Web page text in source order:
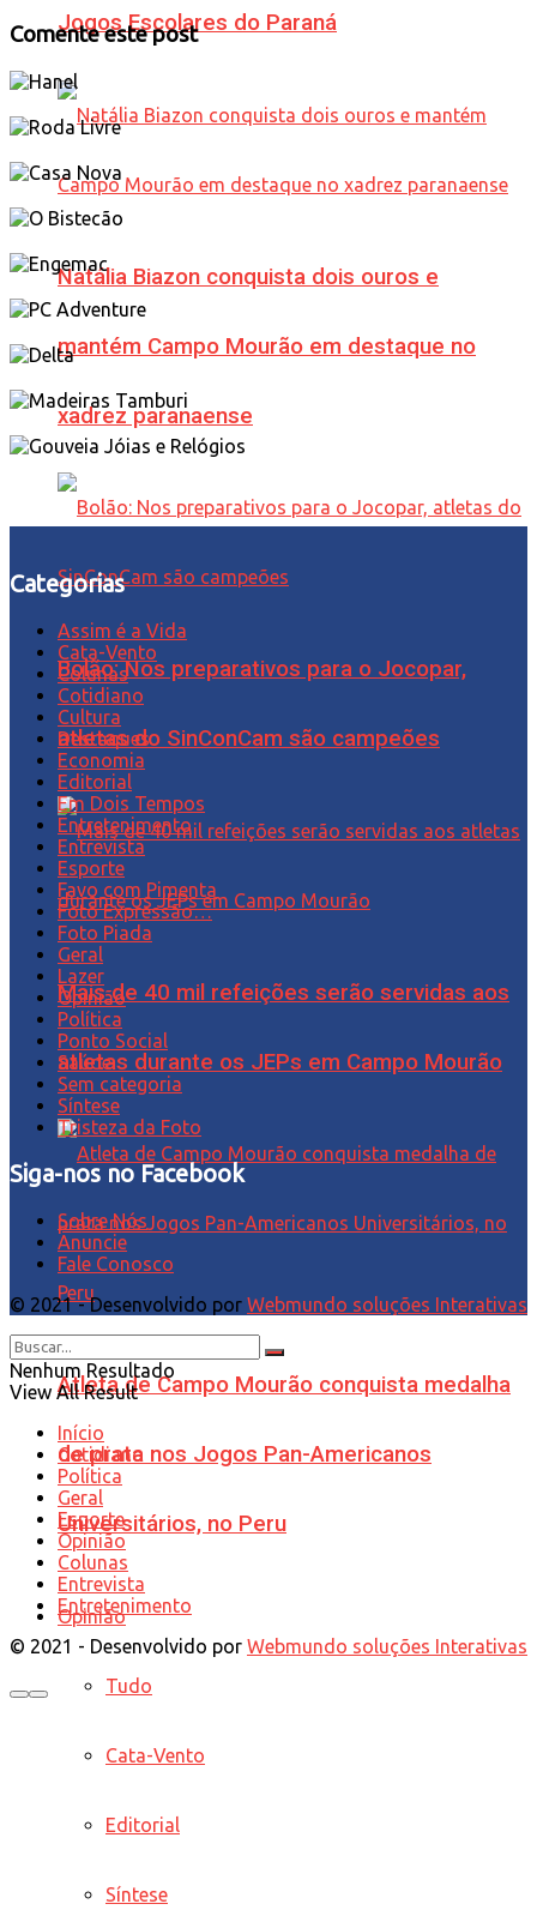
Jogos Escolares do Paraná
Natália Biazon conquista dois ouros e
mantém Campo Mourão em destaque no
xadrez paranaense
Bolão: Nos preparativos para o Jocopar,
atletas do SinConCam são campeões
Mais de 40 mil refeições serão servidas aos
atletas durante os JEPs em Campo Mourão
Atleta de Campo Mourão conquista medalha
de prata nos Jogos Pan-Americanos
Universitários, no Peru
Opinião
Tudo
Cata-Vento
Editorial
Síntese
Comente este post
Categorias
Assim é a Vida
Cata-Vento
Colunas
Cotidiano
Cultura
Destaques
Economia
Editorial
Em Dois Tempos
Entretenimento
Entrevista
Esporte
Favo com Pimenta
Foto Expressão…
Foto Piada
Geral
Lazer
Opinião
Política
Ponto Social
Saúde
Sem categoria
Síntese
Tristeza da Foto
Siga-nos no Facebook
Sobre Nós
Anuncie
Fale Conosco
© 2021 - Desenvolvido por Webmundo soluções Interativas
Nenhum Resultado
View All Result
Início
Cotidiano
Política
Geral
Esporte
Opinião
Colunas
Entrevista
Entretenimento
© 2021 - Desenvolvido por Webmundo soluções Interativas